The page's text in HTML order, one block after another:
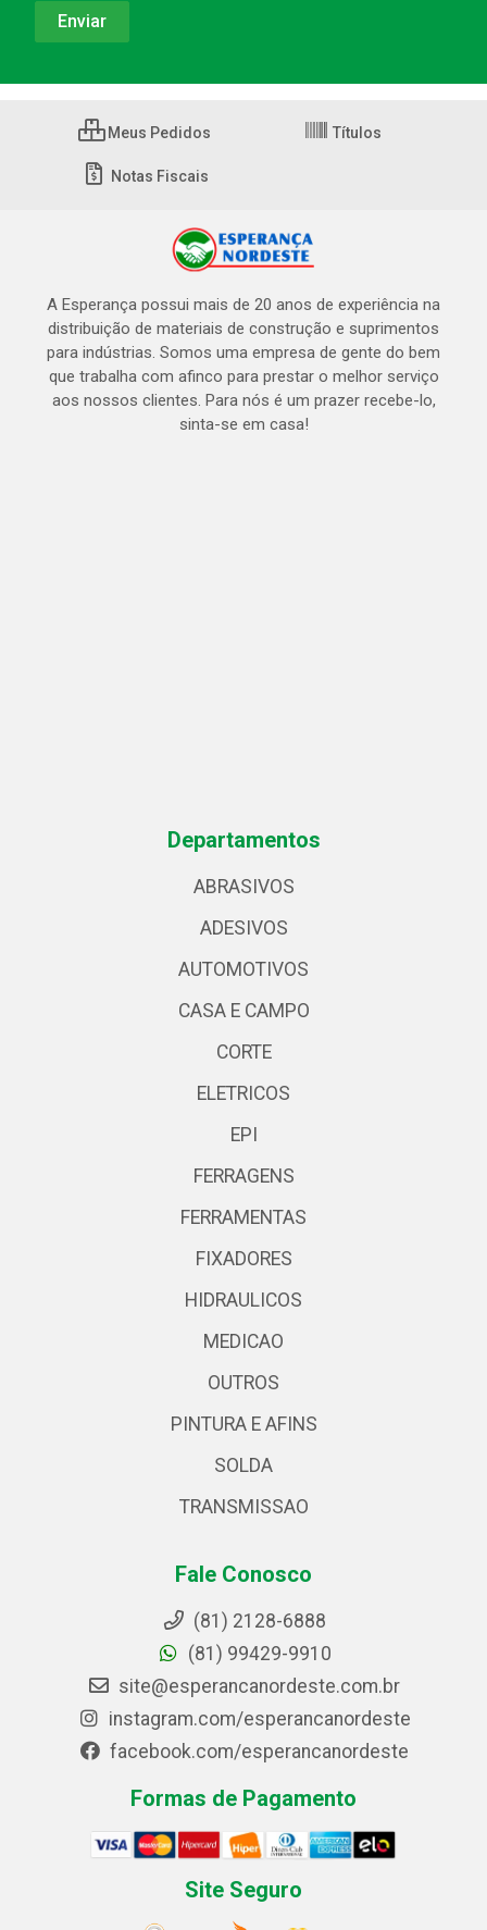
Meus Pedidos Títulos
Notas Fiscais
A Esperança possui mais de 20 anos de experiência na
distribuição de materiais de construção e suprimentos
para indústrias. Somos uma empresa de gente do bem
que trabalha com afinco para prestar o melhor serviço
aos nossos clientes. Para nós é um prazer recebe-lo,
sinta-se em casa!
Departamentos
ABRASIVOS
ADESIVOS
AUTOMOTIVOS
CASA E CAMPO
CORTE
ELETRICOS
EPI
FERRAGENS
FERRAMENTAS
FIXADORES
HIDRAULICOS
MEDICAO
OUTROS
PINTURA E AFINS
SOLDA
TRANSMISSAO
Fale Conosco
(81) 2128-6888
(81) 99429-9910
site@esperancanordeste.com.br
instagram.com/esperancanordeste
facebook.com/esperancanordeste
Formas de Pagamento
Site Seguro